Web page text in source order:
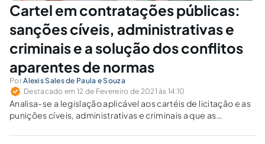
Cartel em contratações públicas:
sanções cíveis, administrativas e
criminais e a solução dos conflitos
aparentes de normas
PorAlexis Sales de Paula e Souza
Destacado em 12 de Fevereiro de 2021 às 14:10
Analisa-se a legislação aplicável aos cartéis de licitação e as
punições cíveis, administrativas e criminais a que as
cumulação das sanções e identificam-se os conflitos